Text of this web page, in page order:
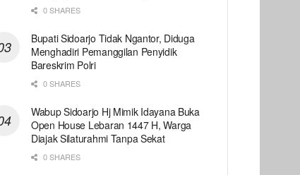
0 SHARES
Bupati Sidoarjo Tidak Ngantor, Diduga
Menghadiri Pemanggilan Penyidik
Bareskrim Polri
0 SHARES
Wabup Sidoarjo Hj Mimik Idayana Buka
Open House Lebaran 1447 H, Warga
Diajak Silaturahmi Tanpa Sekat
0 SHARES